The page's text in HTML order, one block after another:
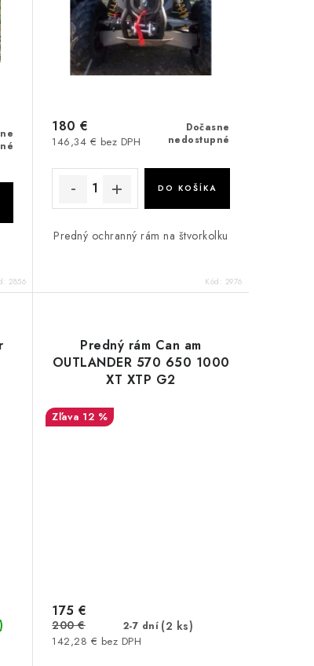
2856
Dočasne
nedostupné
146,34 € bez DPH
180 €
DO KOŠÍKA
Predný ochranný rám na štvorkolku
Kód: 2976
Predný rám Can am
OUTLANDER 570 650 1000
XT XTP G2
12 %
2-7 dní (2 ks)
142,28 € bez DPH
175 €
200 €